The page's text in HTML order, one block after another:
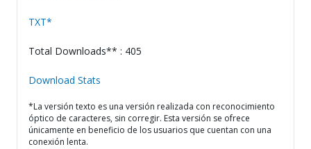
TXT*
Total Downloads** : 405
Download Stats
*La versión texto es una versión realizada con reconocimiento
óptico de caracteres, sin corregir. Esta versión se ofrece
únicamente en beneficio de los usuarios que cuentan con una
conexión lenta.